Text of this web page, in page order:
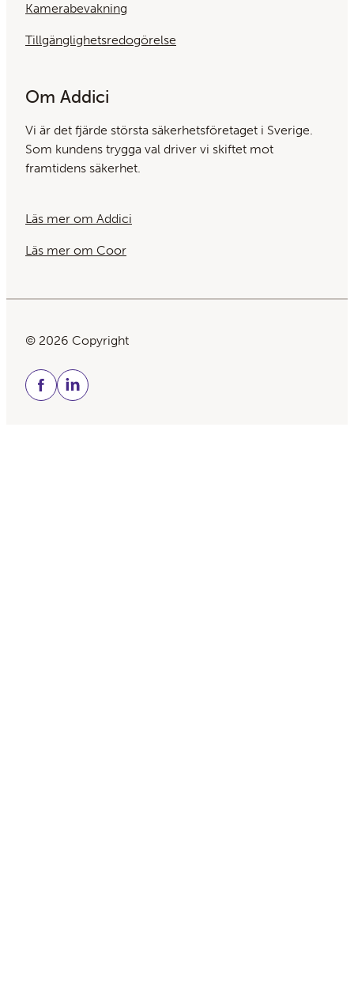
Kamerabevakning
Tillgänglighetsredogörelse
Om Addici
Vi är det fjärde största säkerhets­företaget i Sverige.
Som kundens trygga val driver vi skiftet mot
framtidens säkerhet.
Läs mer om Addici
Läs mer om Coor
© 2026 Copyright